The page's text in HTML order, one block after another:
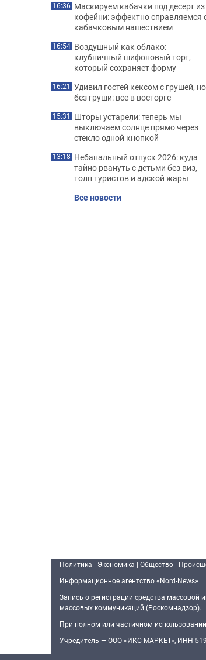
16:36 Маскируем кабачки под десерт из
кофейни: эффектно справляемся
кабачковым нашествием
16:54 Воздушный как облако:
клубничный шифоновый торт,
который сохраняет форму
16:21 Удивил гостей кексом с грушей, но
без груши: все в восторге
15:31 Шторы устарели: теперь мы
выключаем солнце прямо через
стекло одной кнопкой
13:18 Небанальный отпуск 2026: куда
тайно рвануть с детьми без виз,
толп туристов и адской жары
Все новости
Политика | Экономика | Общество |
Информационное агентство «Nord-News»
Запись о регистрации средства
массовых коммуникаций (Роскомнадзор).
При полном или частичном
Учредитель — ООО «ИКС-МАРКЕТ», ИНН
Главный редактор — Голямин Максим